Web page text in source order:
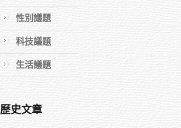
性別議題
科技議題
生活議題
歷史文章